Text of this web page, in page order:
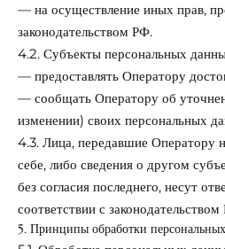
— на осуществление иных прав,
законодательством РФ.
4.2. Субъекты персональных
— предоставлять Оператору
— сообщать Оператору об
изменении) своих персональных
4.3. Лица, передавшие Оператору
себе, либо сведения о другом
без согласия последнего, несут
соответствии с
5. Принципы обработки